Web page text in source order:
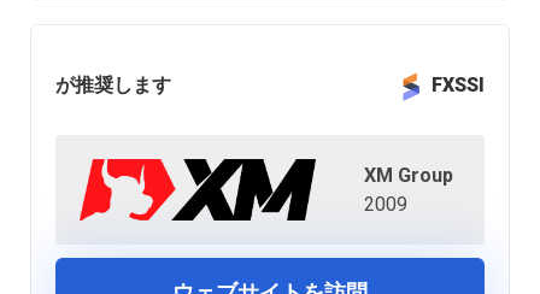
が推奨します FXSSI
XM Group
2009